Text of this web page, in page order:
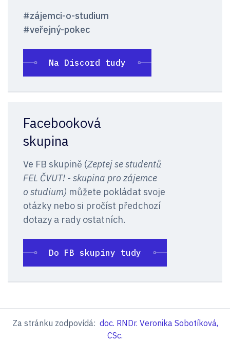
#zájemci-o-studium
#veřejný-pokec
Na Discord tudy
Facebooková
skupina
Ve FB skupině (Zeptej se studentů
FEL ČVUT! - skupina pro zájemce
o studium) můžete pokládat svoje
otázky nebo si pročíst předchozí
dotazy a rady ostatních.
Do FB skupiny tudy
Za stránku zodpovídá: doc. RNDr. Veronika Sobotíková,
CSc.